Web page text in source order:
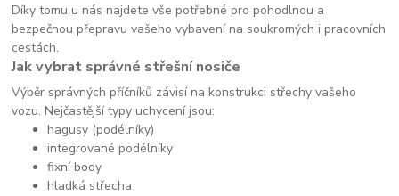
Díky tomu u nás najdete vše potřebné pro pohodlnou a
bezpečnou přepravu vašeho vybavení na soukromých i pracovních
cestách.
Jak vybrat správné střešní nosiče
Výběr správných příčníků závisí na konstrukci střechy vašeho
vozu. Nejčastější typy uchycení jsou:
hagusy (podélníky)
integrované podélníky
fixní body
hladká střecha